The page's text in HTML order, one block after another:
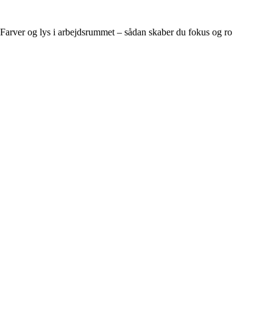
Farver og lys i arbejdsrummet – sådan skaber du fokus og ro